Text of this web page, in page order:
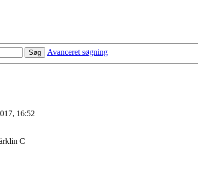
Søg
Avanceret søgning
16:52
C